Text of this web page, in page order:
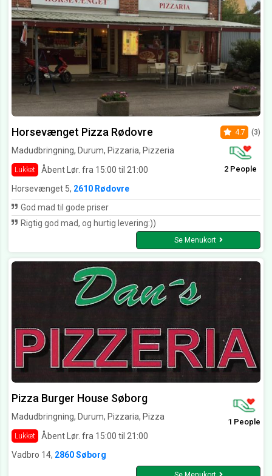
Horsevænget Pizza Rødovre
Madudbringning, Durum, Pizzaria, Pizzeria
Lukket Åbent Lør. fra 15:00 til 21:00
4.7 (3)
2 People
Horsevænget 5, 2610 Rødovre
God mad til gode priser
Rigtig god mad, og hurtig levering:))
Se Menukort
Pizza Burger House Søborg
Madudbringning, Durum, Pizzaria, Pizza
Lukket Åbent Lør. fra 15:00 til 21:00
1 People
Vadbro 14, 2860 Søborg